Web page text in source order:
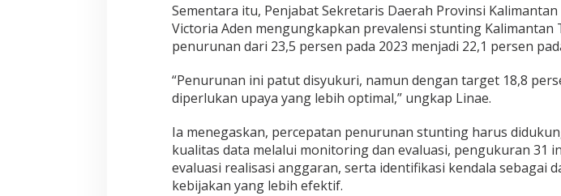
Sementara itu, Penjabat Sekretaris Daerah Provinsi
Victoria Aden mengungkapkan prevalensi stunting Kalimantan
penurunan dari 23,5 persen pada 2023 menjadi 22,1 persen
“Penurunan ini patut disyukuri, namun dengan target 18,8
diperlukan upaya yang lebih optimal,” ungkap Linae.
Ia menegaskan, percepatan penurunan stunting harus
kualitas data melalui monitoring dan evaluasi, pengukuran 31
evaluasi realisasi anggaran, serta identifikasi kendala sebagai
kebijakan yang lebih efektif.